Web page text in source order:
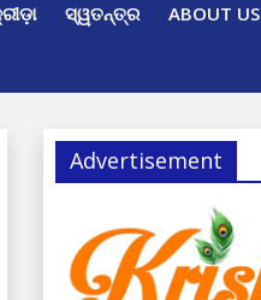
ସ୍ୱତନ୍ତ୍ର ABOUT US
Advertisement